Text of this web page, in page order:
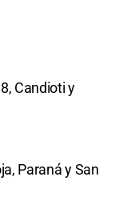
Candioti y
Paraná y San